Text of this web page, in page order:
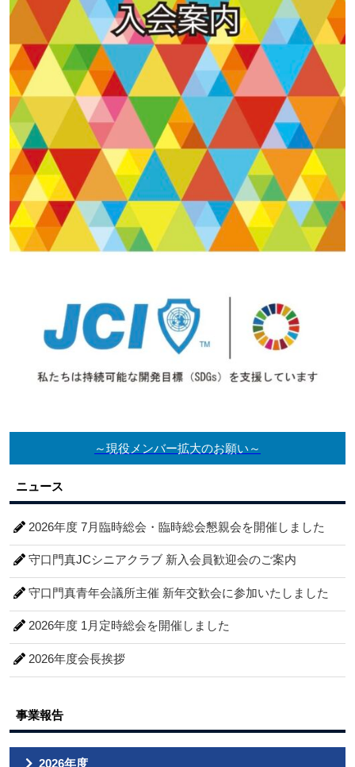
～現役メンバー拡大のお願い～
ニュース
2026年度 7月臨時総会・臨時総会懇親会を開催しました
守口門真JCシニアクラブ 新入会員歓迎会のご案内
守口門真青年会議所主催 新年交歓会に参加いたしました
2026年度 1月定時総会を開催しました
2026年度会長挨拶
事業報告
2026年度